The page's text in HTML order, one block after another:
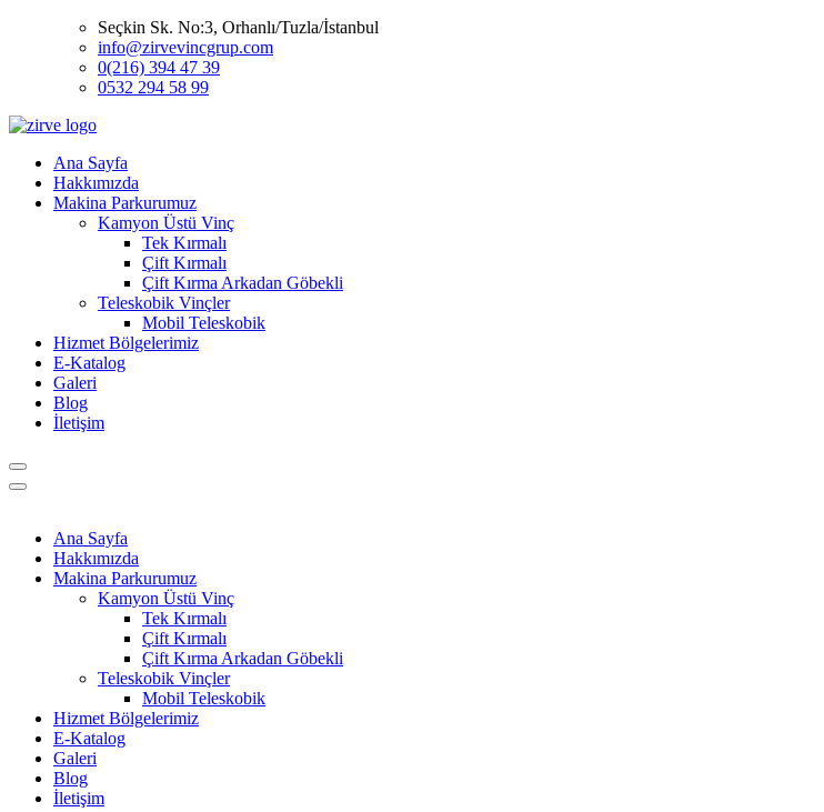
Seçkin Sk. No:3, Orhanlı/Tuzla/İstanbul
info@zirvevincgrup.com
0(216) 394 47 39
0532 294 58 99
Ana Sayfa
Hakkımızda
Makina Parkurumuz
Kamyon Üstü Vinç
Tek Kırmalı
Çift Kırmalı
Çift Kırma Arkadan Göbekli
Teleskobik Vinçler
Mobil Teleskobik
Hizmet Bölgelerimiz
E-Katalog
Galeri
Blog
İletişim
Ana Sayfa
Hakkımızda
Makina Parkurumuz
Kamyon Üstü Vinç
Tek Kırmalı
Çift Kırmalı
Çift Kırma Arkadan Göbekli
Teleskobik Vinçler
Mobil Teleskobik
Hizmet Bölgelerimiz
E-Katalog
Galeri
Blog
İletişim